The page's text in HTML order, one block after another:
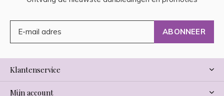
ABONNEER
Klantenservice
Mijn account